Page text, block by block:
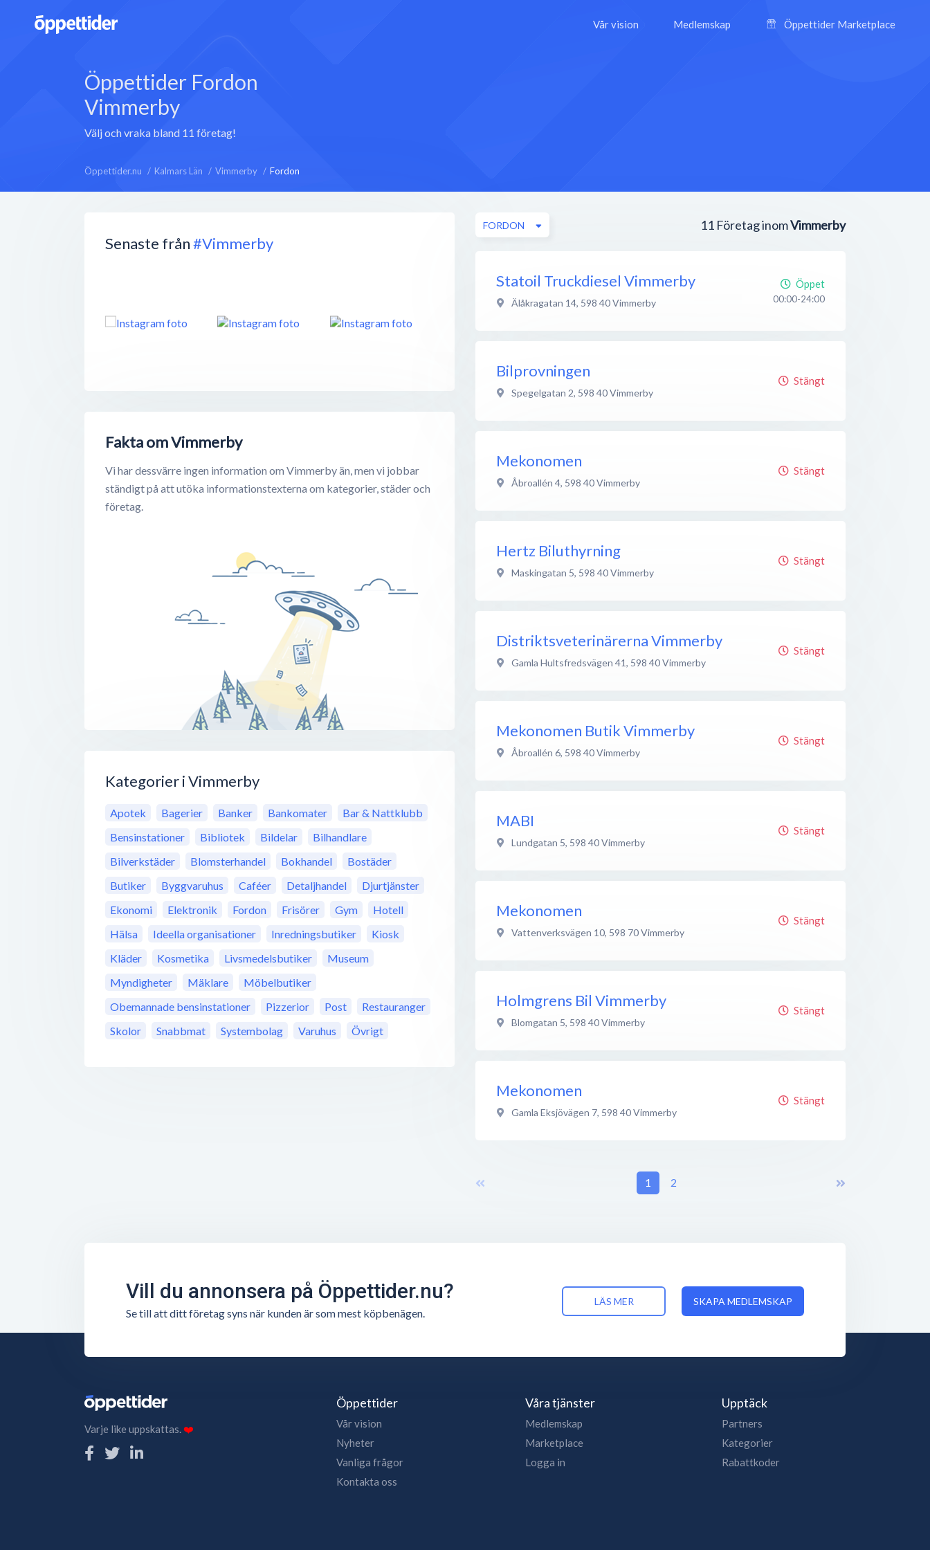
Vår vision Medlemskap Öppettider Marketplace
Öppettider Fordon
Vimmerby
Välj och vraka bland 11 företag!
Öppettider.nu Kalmars Län Vimmerby Fordon
Senaste från#Vimmerby
Fakta om Vimmerby
Vi har dessvärre ingen information om Vimmerby än, men vi jobbar
ständigt på att utöka informationstexterna om kategorier, städer och
företag.
Kategorier i Vimmerby
Apotek Bagerier Banker Bankomater
Bar & Nattklubb
Bensinstationer
Bibliotek Bildelar
Bilhandlare
Bilverkstäder
Blomsterhandel Bokhandel
Bostäder
Butiker
Byggvaruhus Caféer Detaljhandel
Djurtjänster
Ekonomi
Elektronik Fordon Frisörer Gym
Hotell
Hälsa
Ideella organisationer Inredningsbutiker
Kiosk
Kläder
Kosmetika Livsmedelsbutiker
Museum
Myndigheter
Mäklare
Möbelbutiker
Obemannade bensinstationer
Pizzerior Post
Restauranger
Skolor
Snabbmat Systembolag Varuhus Övrigt
11 Företag inomVimmerby
FORDON
Statoil Truckdiesel Vimmerby
Älåkragatan 14, 598 40Vimmerby
Öppet
00:00-24:00
Bilprovningen
Spegelgatan 2, 598 40Vimmerby
Stängt
Mekonomen
Åbroallén 4, 598 40Vimmerby
Stängt
Hertz Biluthyrning
Maskingatan 5, 598 40Vimmerby
Stängt
Distriktsveterinärerna Vimmerby
Gamla Hultsfredsvägen 41, 598 40Vimmerby
Stängt
Mekonomen Butik Vimmerby
Åbroallén 6, 598 40Vimmerby
Stängt
MABI
Lundgatan 5, 598 40Vimmerby
Stängt
Mekonomen
Vattenverksvägen 10, 598 70Vimmerby
Stängt
Holmgrens Bil Vimmerby
Blomgatan 5, 598 40Vimmerby
Stängt
Mekonomen
Gamla Eksjövägen 7, 598 40Vimmerby
Stängt
1 2
Vill du annonsera på Öppettider.nu?
Se till att ditt företag syns när kunden är som mest köpbenägen.
LÄS MER SKAPA MEDLEMSKAP
Varje like uppskattas.❤️
Öppettider
Vår vision
Nyheter
Vanliga frågor
Kontakta oss
Våra tjänster
Medlemskap
Marketplace
Logga in
Upptäck
Partners
Kategorier
Rabattkoder